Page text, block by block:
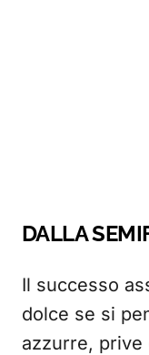
DALLA
Il successo
dolce se si
azzurre, prive